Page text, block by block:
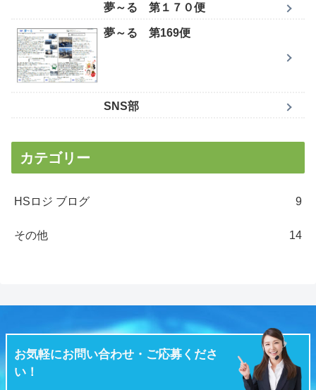
夢～る 第１７０便
夢～る 第169便
SNS部
カテゴリー
HSロジ ブログ 9
その他 14
お気軽にお問い合わせ・ご応募くださ
い！